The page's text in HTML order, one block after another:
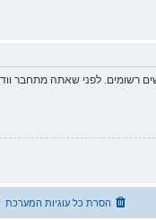
רשומים. לפני שאתה מתחבר
הסרת כל עוגיות המערכת